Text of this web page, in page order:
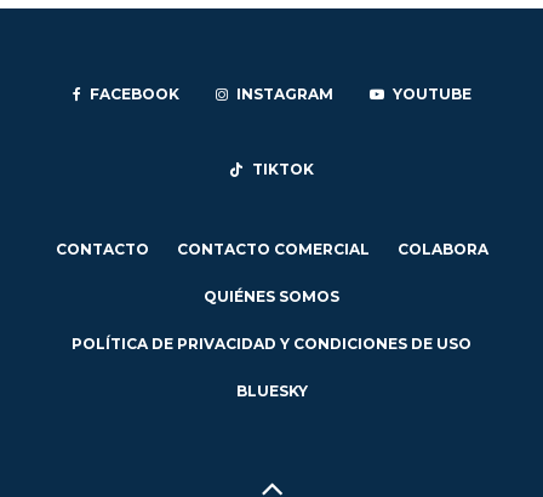
FACEBOOK INSTAGRAM YOUTUBE
TIKTOK
CONTACTO CONTACTO COMERCIAL COLABORA
QUIÉNES SOMOS
POLÍTICA DE PRIVACIDAD Y CONDICIONES DE USO
BLUESKY